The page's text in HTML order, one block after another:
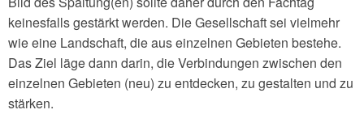
keinesfalls gestärkt werden. Die Gesellschaft sei vielmehr
wie eine Landschaft, die aus einzelnen Gebieten bestehe.
Das Ziel läge dann darin, die Verbindungen zwischen den
einzelnen Gebieten (neu) zu entdecken, zu gestalten und zu
stärken.